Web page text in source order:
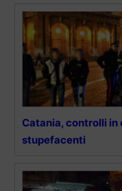
Catania, controlli in
stupefacenti